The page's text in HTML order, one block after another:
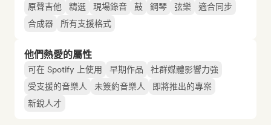
原聲吉他 精選 現場錄音 鼓 鋼琴 弦樂
適合同步
合成器
所有支援格式
他們熱愛的屬性
可在 Spotify 上使用 早期作品
社群媒體影響力強
受支援的音樂人
未簽約音樂人
即將推出的專案
新銳人才